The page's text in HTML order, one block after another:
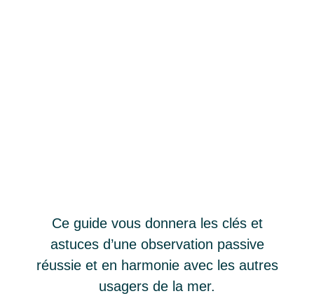
Ce guide vous donnera les clés et
astuces d’une observation passive
réussie et en harmonie avec les autres
usagers de la mer.